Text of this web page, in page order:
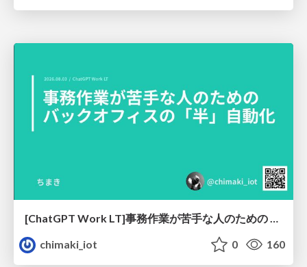
[ChatGPT Work LT]事務作業が苦手な人のための バックオフィスの「半」自動化
chimaki_iot
0 160